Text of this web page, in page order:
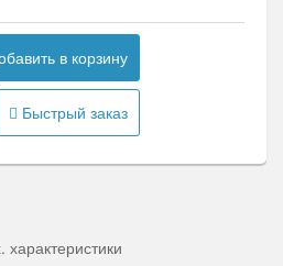
в корзину
Быстрый заказ
характеристики